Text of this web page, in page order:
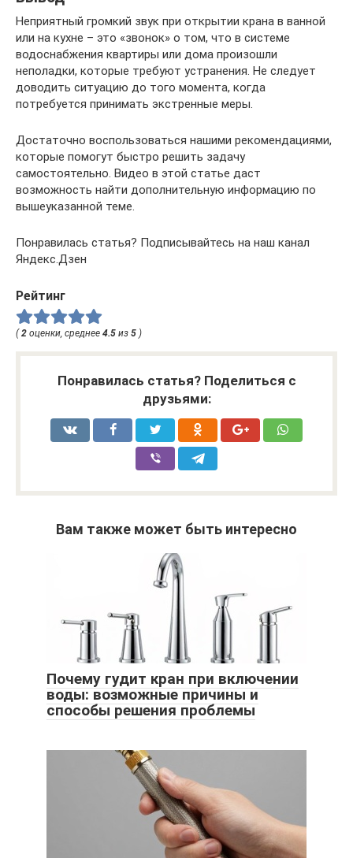
Неприятный громкий звук при открытии крана в ванной
или на кухне – это «звонок» о том, что в системе
водоснабжения квартиры или дома произошли
неполадки, которые требуют устранения. Не следует
доводить ситуацию до того момента, когда
потребуется принимать экстренные меры.
Достаточно воспользоваться нашими рекомендациями,
которые помогут быстро решить задачу
самостоятельно. Видео в этой статье даст
возможность найти дополнительную информацию по
вышеуказанной теме.
Понравилась статья? Подписывайтесь на наш канал
Яндекс.Дзен
Рейтинг
(2 оценки, среднее 4.5 из 5 )
Понравилась статья? Поделиться с
друзьями:
Вам также может быть интересно
Почему гудит кран при включении
воды: возможные причины и
способы решения проблемы